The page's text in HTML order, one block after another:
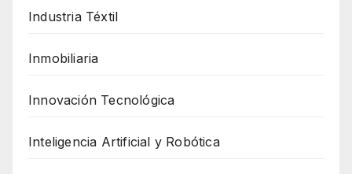
Industria Téxtil
Inmobiliaria
Innovación Tecnológica
Inteligencia Artificial y Robótica